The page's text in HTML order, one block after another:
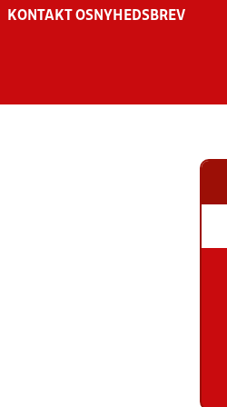
KONTAKT OS NYHEDSBREV